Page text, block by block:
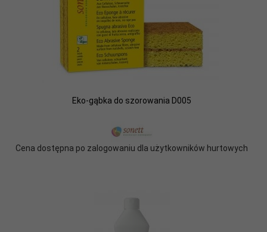
Eko-gąbka do szorowania D005
Cena dostępna po zalogowaniu dla użytkowników hurtowych